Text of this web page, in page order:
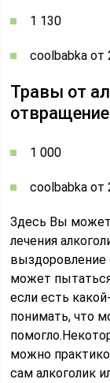
1 130
coolbabka от
Травы от
отвращение
1 000
coolbabka от
Здесь Вы
лечения
выздоровление
может
если есть
понимать, что
можно
сам алкоголик